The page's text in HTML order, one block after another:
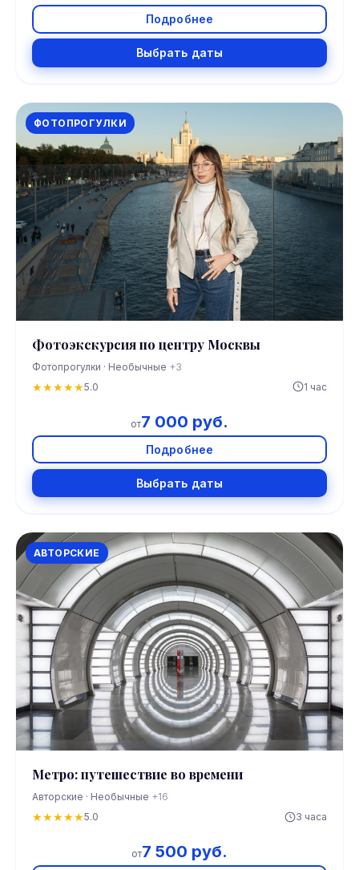
Подробнее
Выбрать даты
ФОТОПРОГУЛКИ
Фотоэкскурсия по центру Москвы
Фотопрогулки · Необычные +3
★★★★★5.0 1 час
от7 000 руб.
Подробнее
Выбрать даты
АВТОРСКИЕ
Метро: путешествие во времени
Авторские · Необычные +16
★★★★★5.0 3 часа
от7 500 руб.